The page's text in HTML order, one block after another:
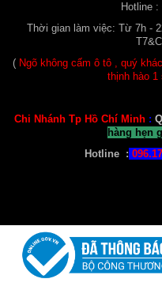
Xe Đạp Galaxy C100 ( Khung
4.100.000 ₫
Xe Đạp Trinx GT27,5 "
4.800.000 ₫
Hotline :
Thời gian làm việc: Từ 7h -
( Ngõ không cấm ô tô , quý
thịnh hào 1
Chi Nhánh Tp Hồ Chí Minh :
hàng hẹn
Hotline :